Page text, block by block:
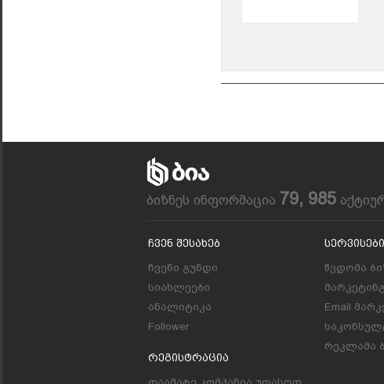
ბიზნეს ინფორმაცია 79, 985
Ჩვენ Შესახებ
ჩვენი გუნდი
სიახლეები
ანალიტიკა
Follower
Რეგისტრაცია
Სერვისები
წვდომა
Email
რეკლამა